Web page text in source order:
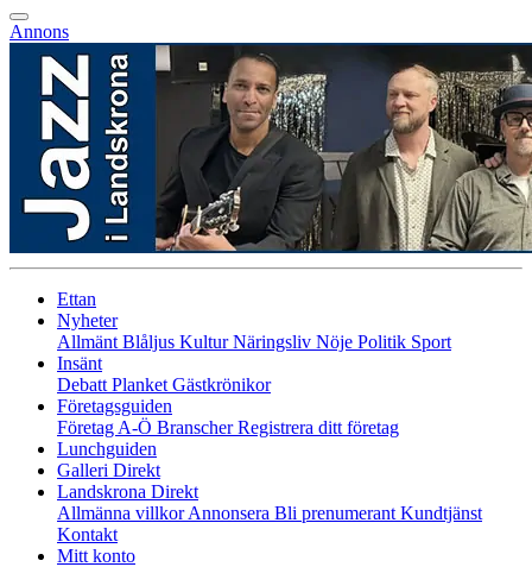
Annons
Ettan
Nyheter
Allmänt Blåljus KulturNäringsliv Nöje Politik Sport
Insänt
Debatt Planket Gästkrönikor
Företagsguiden
Företag A-Ö BranscherRegistrera ditt företag
Lunchguiden
Galleri Direkt
Landskrona Direkt
Allmänna villkorAnnonsera Bli prenumerant Kundtjänst
Kontakt
Mitt konto